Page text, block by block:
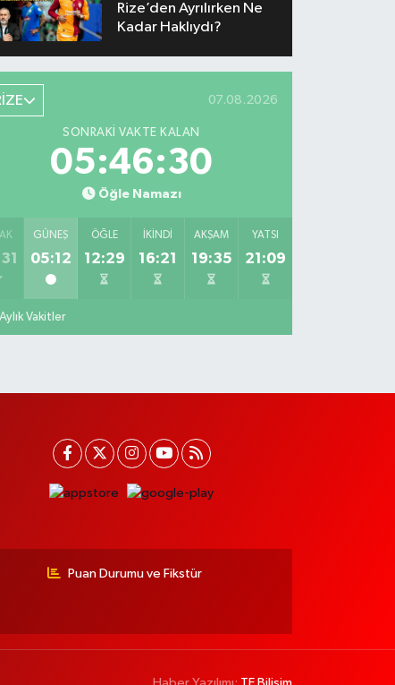
Rize’den Ayrılırken Ne
Kadar Haklıydı?
07.08.2026
SONRAKI VAKTE KALAN
05:46:30
Öğle Namazı
GÜNEŞ
05:12
ÖĞLE
12:29
İKINDI
16:21
AKŞAM
19:35
YATSI
21:09
Aylık Vakitler
Puan Durumu ve Fikstür
Haber Yazılımı: TE Bilişim